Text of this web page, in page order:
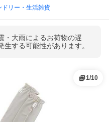
ドリー・生活雑貨
大雨によるお荷物の遅
する可能性があります。
1/10